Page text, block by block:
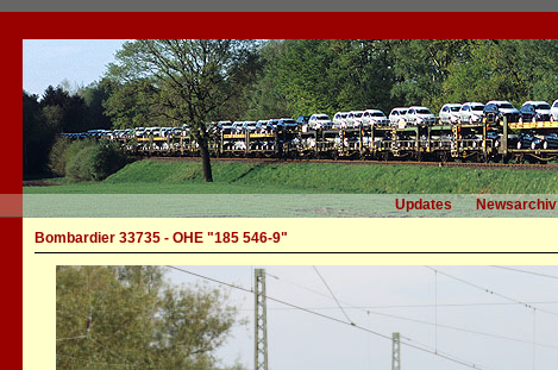
Updates Newsarchiv
Bombardier 33735 - OHE "185 546-9"